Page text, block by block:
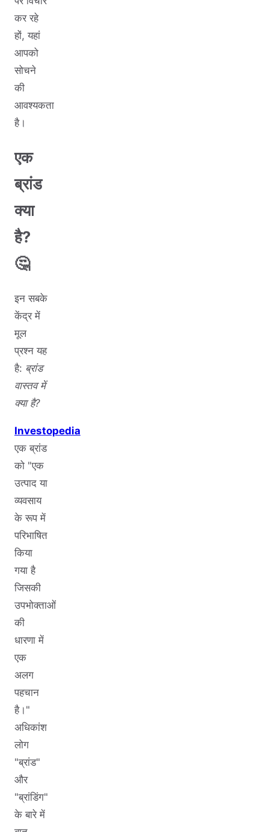
कर रहे
हों, यहां
आपको
सोचने
की
आवश्यकता
है।
एक
ब्रांड
क्या
है?
🤔
इन सबके
केंद्र में
मूल
प्रश्न यह
है: ब्रांड
वास्तव में
क्या है?
Investopedia
एक ब्रांड
को "एक
उत्पाद या
व्यवसाय
के रूप में
परिभाषित
किया
गया है
जिसकी
उपभोक्ताओं
की
धारणा में
एक
अलग
पहचान
है।"
अधिकांश
लोग
"ब्रांड"
और
"ब्रांडिंग"
के बारे में